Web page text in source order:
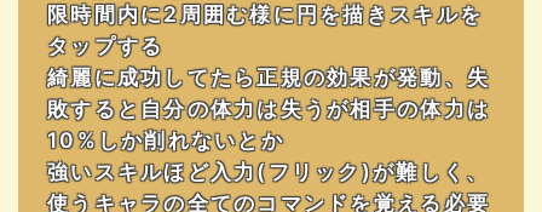
限時間内に2周囲む様に円を描きスキルを
タップする
綺麗に成功してたら正規の効果が発動、失
敗すると自分の体力は失うが相手の体力は
10%しか削れないとか
強いスキルほど入力(フリック)が難しく、
使うキャラの全てのコマンドを覚える必要